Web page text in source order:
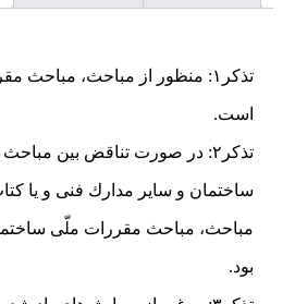
تذكر۱: منظور از مباحث،
است.
تذكر۲: در صورت تناقض بين
ساختمان و ساير مدارك فنی و يا
مباحث، مباحث مقررات ملّی
بود.